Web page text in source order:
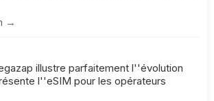
→
illustre parfaitement l''évolution
l''eSIM pour les opérateurs